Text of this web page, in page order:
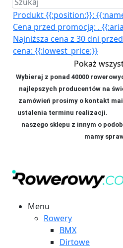
Produkt {{:position:}}:
Cena przed promocją: .
Najniższa cena z 30 dni
cena: {{:lowest_price:}}
Pokaż
Wybieraj z ponad 40000
najlepszych producentów na
zamówień prosimy o kontakt
ustalenia terminu realizacji.
naszego sklepu z innym o
mamy
Menu
Rowery
BMX
Dirtowe